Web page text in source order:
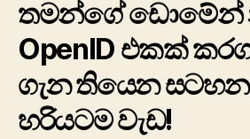
තමන්ගේ ‍‍‍ඩොමේන්
OpenID එකක්
ගැන තියෙන
හරියටම වැඩ!